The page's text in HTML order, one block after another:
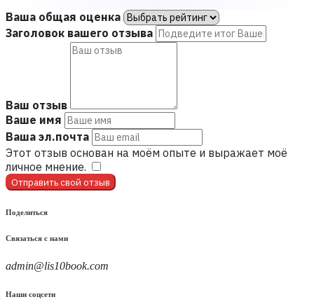
Ваша общая оценка
Заголовок вашего отзыва
Ваш отзыв
Ваше имя
Ваша эл.почта
Этот отзыв основан на моём опыте и выражает моё
личное мнение.
Отправить свой отзыв
Поделиться
Связаться с нами
admin@lis10book.com
Наши соцсети